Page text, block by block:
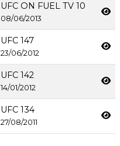
UFC ON FUEL TV 10
08/06/2013
UFC 147
23/06/2012
UFC 142
14/01/2012
UFC 134
27/08/2011